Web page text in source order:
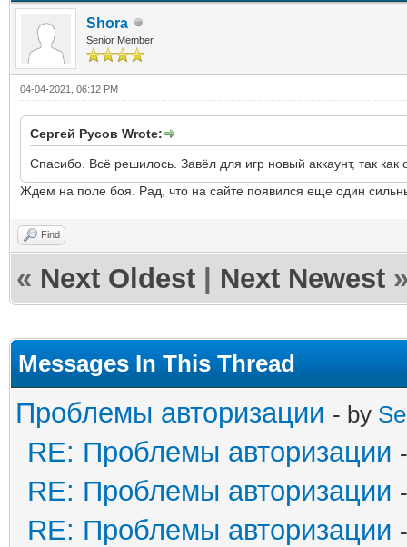
Shora
Senior Member
04-04-2021, 06:12 PM
Сергей Русов Wrote:
Спасибо. Всё решилось. Завёл для игр новый аккаунт, так
Ждем на поле боя. Рад, что на сайте появился еще один
Find
« Next Oldest Next Newest
Messages In This Thread
Проблемы авторизации - by
RE: Проблемы авторизации
RE: Проблемы авторизации
RE: Проблемы авторизации